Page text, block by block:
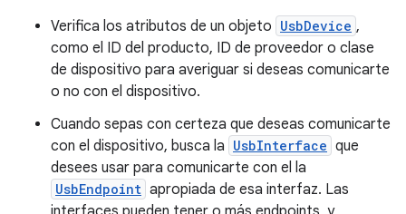
Verifica los atributos de un objeto UsbDevice ,
como el ID del producto, ID de proveedor o clase
de dispositivo para averiguar si deseas comunicarte
o no con el dispositivo.
Cuando sepas con certeza que deseas comunicarte
con el dispositivo, busca la UsbInterface que
desees usar para comunicarte con el la
UsbEndpoint apropiada de esa interfaz. Las